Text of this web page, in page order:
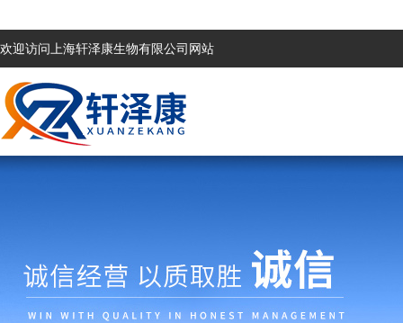
欢迎访问上海轩泽康生物有限公司网站